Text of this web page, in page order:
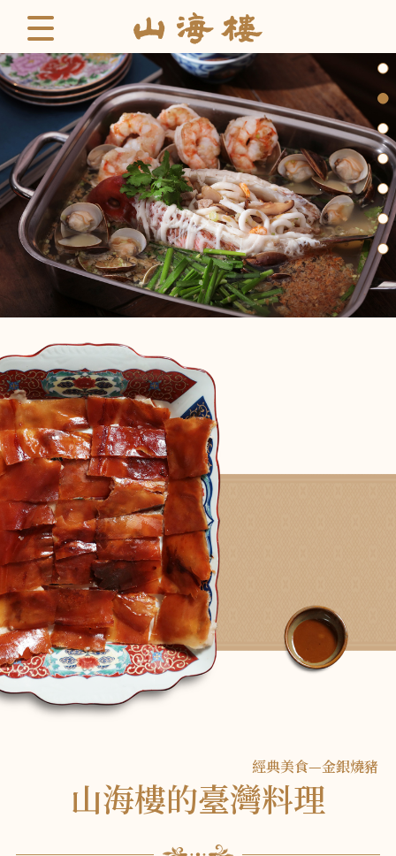
山海樓的臺灣料理
經典美食—金銀燒豬